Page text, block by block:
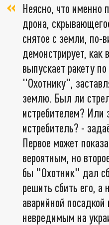
Неясно, что именно
дрона,
снятое с земли, по-
демонстрирует, как
выпускает ракету
"Охотнику",
землю. Был ли
истребителем? Или
истребитель? -
Первое может
вероятным, но
бы "Охотник" дал
решить сбить его, а
аварийной посадкой
невредимым на